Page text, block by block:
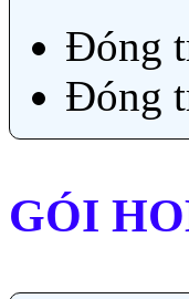
Đóng
Đóng
GÓI